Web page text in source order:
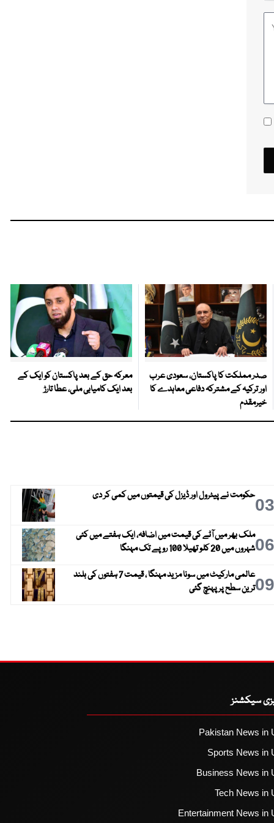
صدر مملکت کا پاکستان، سعودی عرب
اور ترکیہ کے مشترکہ دفاعی معاہدے کا
خیرمقدم
معرکہ حق کے بعد پاکستان کو ایک کے
بعد ایک کامیابی ملی، عطا تارڑ
03حکومت نے پیٹرول اور ڈیزل کی قیمتوں میں کمی کر دی
06ملک بھر میں آٹے کی قیمت میں اضافہ، ایک ہفتے میں کئی
شہروں میں 20 کلو تھیلا 100 روپے تک مہنگا
09
عالمی مارکیٹ میں سونا مزید مہنگا ، قیمت 7 ہفتوں کی بلند
ترین سطح پر پہنچ گئی
سیکشنز
Pakistan News in
Sports News in
Business News in
Tech News in
Entertainment News in